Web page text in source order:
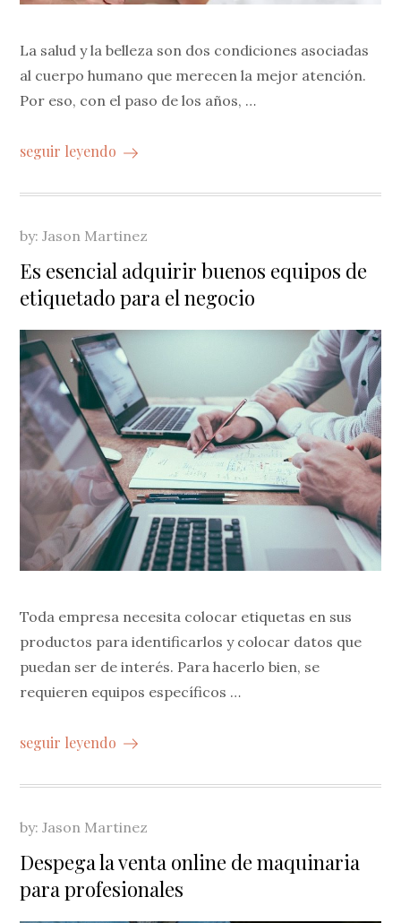
La salud y la belleza son dos condiciones asociadas
al cuerpo humano que merecen la mejor atención.
Por eso, con el paso de los años, …
seguir leyendo
by:Jason Martinez
Es esencial adquirir buenos equipos de
etiquetado para el negocio
Toda empresa necesita colocar etiquetas en sus
productos para identificarlos y colocar datos que
puedan ser de interés. Para hacerlo bien, se
requieren equipos específicos …
seguir leyendo
by:Jason Martinez
Despega la venta online de maquinaria
para profesionales